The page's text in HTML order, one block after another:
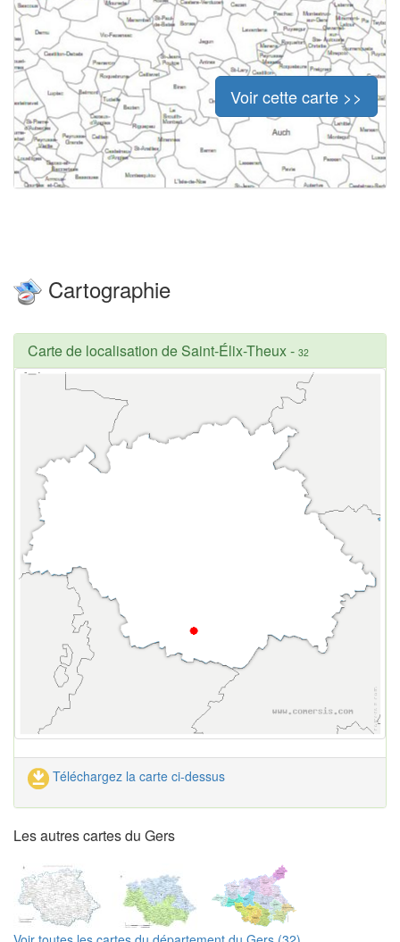
Voir cette carte >>
Cartographie
Carte de localisation de Saint-Élix-Theux- 32
Téléchargez la carte ci-dessus
Les autres cartes du Gers